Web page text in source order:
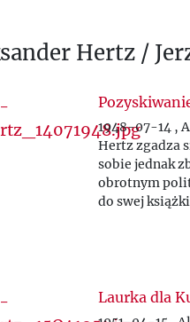
Hertz /
1948-07-14 ,
Hertz zgadza
sobie jednak
obrotnym
do swej
Laurka dla